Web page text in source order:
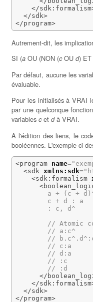
</sdk:formalism
</sdk>
</program>
Autrement-dit, les
SI (a OU (NON (cOU d) ET
Par défaut, aucune les
évaluable.
Pour les initialisés à VRAI
par une quelconque
variables cet dà VRAI.
A l'édition des liens, le
booléennes. L'exemple ci-
<program name=
<sdk xmlns:sdk=
<sdk:formalism
a + (c +
        c + d : a
        : c, d^
// Atomic
        // a:c^
//
        // c:a
        // d:a
        // :c
        // :d
</
</sdk:formalism
</sdk>
</program>